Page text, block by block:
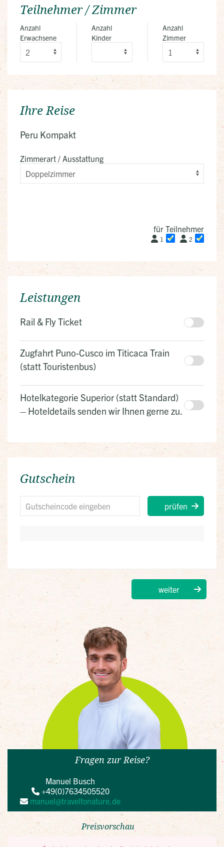
Teilnehmer / Zimmer
Anzahl
Erwachsene
Anzahl
Kinder
Anzahl
Zimmer
Ihre Reise
Peru Kompakt
Zimmerart / Ausstattung
für Teilnehmer
1 2
Leistungen
Rail & Fly Ticket
Zugfahrt Puno-Cusco im Titicaca Train
(statt Touristenbus)
Hotelkategorie Superior (statt Standard)
– Hoteldetails senden wir Ihnen gerne zu.
Gutschein
prüfen
weiter
Fragen zur Reise?
Manuel Busch
+49(0)7634505520
manuel@traveltonature.de
Preisvorschau